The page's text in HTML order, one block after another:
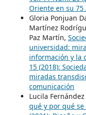
Oriente en su 75
Gloria Ponjuan
Martínez
Paz Martín,
universidad:
información y la
15 (2018):
miradas
comunicación
Lucila
qué y por qué se